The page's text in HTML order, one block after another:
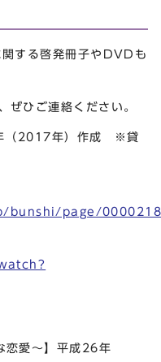
する啓発冊子やDVDも
ぜひご連絡ください。
（2017年）作成 ※貸
page/
恋愛～】平成26年